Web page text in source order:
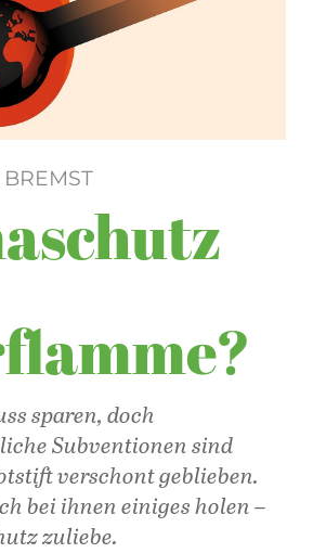
sparen, doch
Subventionen sind
verschont geblieben.
bei ihnen einiges holen –
zuliebe.